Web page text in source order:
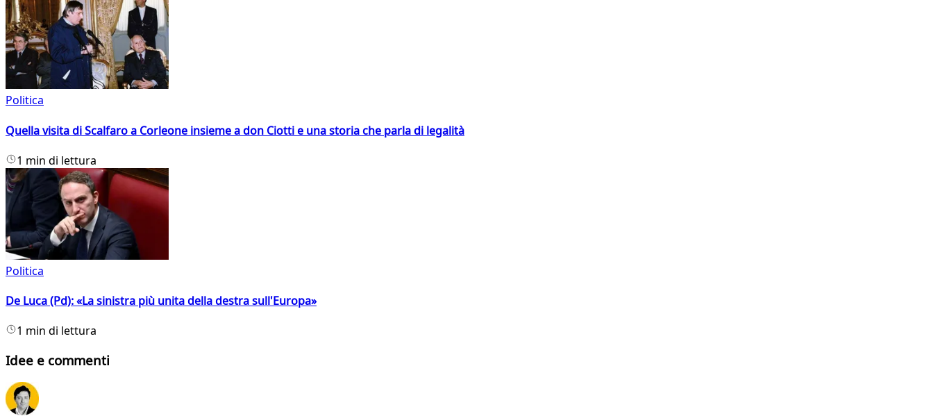
Politica
Quella visita di Scalfaro a Corleone insieme a don Ciotti e una storia che parla di legalità
1 min di lettura
Politica
De Luca (Pd): «La sinistra più unita della destra sull'Europa»
1 min di lettura
Idee e commenti